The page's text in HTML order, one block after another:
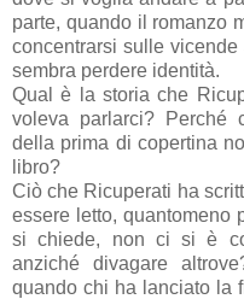
parte, quando il romanzo
concentrarsi sulle
sembra perdere identità.
Qual è la storia che
voleva parlarci? Perché
della prima di copertina
libro?
Ciò che Ricuperati ha
essere letto, quantomeno
si chiede, non ci si è
anziché divagare
quando chi ha lanciato la